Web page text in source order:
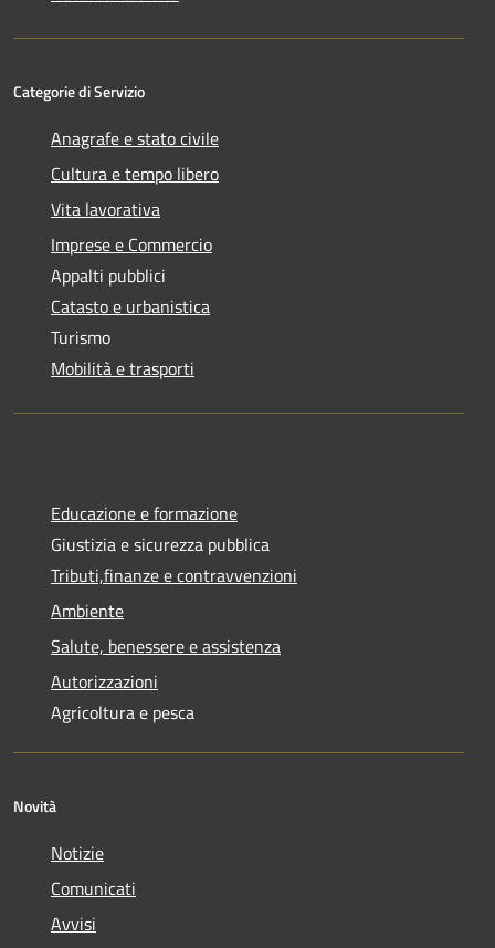
Categorie di Servizio
Anagrafe e stato civile
Cultura e tempo libero
Vita lavorativa
Imprese e Commercio
Appalti pubblici
Catasto e urbanistica
Turismo
Mobilità e trasporti
Educazione e formazione
Giustizia e sicurezza pubblica
Tributi,finanze e contravvenzioni
Ambiente
Salute, benessere e assistenza
Autorizzazioni
Agricoltura e pesca
Novità
Notizie
Comunicati
Avvisi